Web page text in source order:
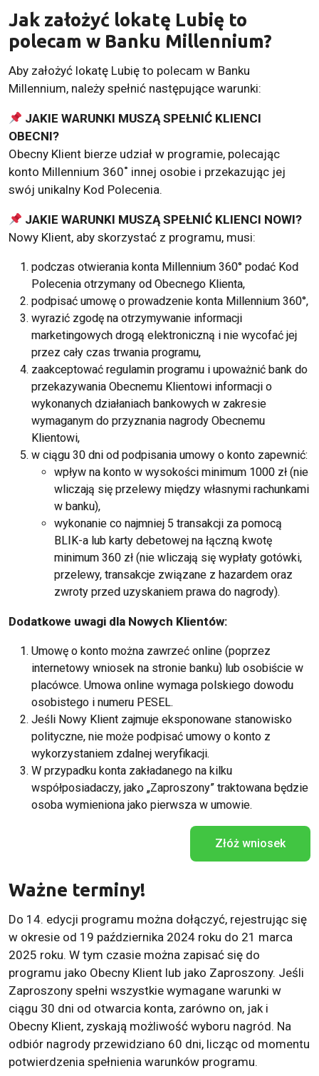
Jak założyć lokatę Lubię to
polecam w Banku Millennium?
Aby założyć lokatę Lubię to polecam w Banku
Millennium, należy spełnić następujące warunki:
JAKIE WARUNKI MUSZĄ SPEŁNIĆ KLIENCI
OBECNI?
Obecny Klient bierze udział w programie, polecając
konto Millennium 360˚ innej osobie i przekazując jej
swój unikalny Kod Polecenia.
JAKIE WARUNKI MUSZĄ SPEŁNIĆ KLIENCI NOWI?
Nowy Klient, aby skorzystać z programu, musi:
podczas otwierania konta Millennium 360° podać Kod
Polecenia otrzymany od Obecnego Klienta,
podpisać umowę o prowadzenie konta Millennium 360°,
wyrazić zgodę na otrzymywanie informacji
marketingowych drogą elektroniczną i nie wycofać jej
przez cały czas trwania programu,
zaakceptować regulamin programu i upoważnić bank do
przekazywania Obecnemu Klientowi informacji o
wykonanych działaniach bankowych w zakresie
wymaganym do przyznania nagrody Obecnemu
Klientowi,
w ciągu 30 dni od podpisania umowy o konto zapewnić:
wpływ na konto w wysokości minimum 1000 zł (nie
wliczają się przelewy między własnymi rachunkami
w banku),
wykonanie co najmniej 5 transakcji za pomocą
BLIK-a lub karty debetowej na łączną kwotę
minimum 360 zł (nie wliczają się wypłaty gotówki,
przelewy, transakcje związane z hazardem oraz
zwroty przed uzyskaniem prawa do nagrody).
Dodatkowe uwagi dla Nowych Klientów:
Umowę o konto można zawrzeć online (poprzez
internetowy wniosek na stronie banku) lub osobiście w
placówce. Umowa online wymaga polskiego dowodu
osobistego i numeru PESEL.
Jeśli Nowy Klient zajmuje eksponowane stanowisko
polityczne, nie może podpisać umowy o konto z
wykorzystaniem zdalnej weryfikacji.
W przypadku konta zakładanego na kilku
współposiadaczy, jako „Zaproszony” traktowana będzie
osoba wymieniona jako pierwsza w umowie.
Złóż wniosek
Ważne terminy!
Do 14. edycji programu można dołączyć, rejestrując się
w okresie od 19 października 2024 roku do 21 marca
2025 roku. W tym czasie można zapisać się do
programu jako Obecny Klient lub jako Zaproszony. Jeśli
Zaproszony spełni wszystkie wymagane warunki w
ciągu 30 dni od otwarcia konta, zarówno on, jak i
Obecny Klient, zyskają możliwość wyboru nagród. Na
odbiór nagrody przewidziano 60 dni, licząc od momentu
potwierdzenia spełnienia warunków programu.